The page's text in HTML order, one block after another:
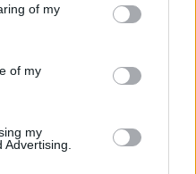
of my
of my
my
ανάπαυλα για την